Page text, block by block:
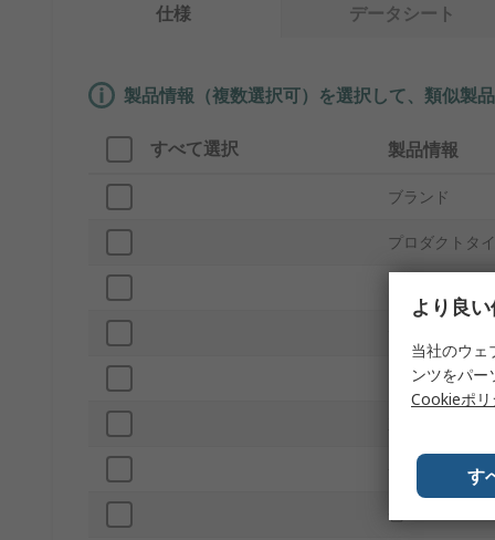
仕様 データシート
製品情報（複数選択可）を選択して、類似製
すべて選択 製品情報
ブランド
プロダクトタ
電流
より良
当社のウェ
ンツをパ
Cookieポリ
す